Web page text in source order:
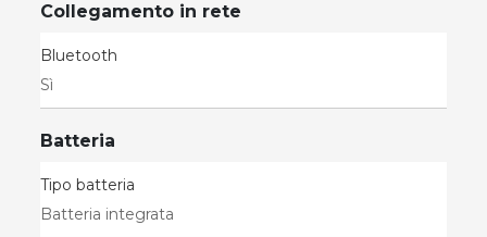
Collegamento in rete
Bluetooth
Sì
Batteria
Tipo batteria
Batteria integrata